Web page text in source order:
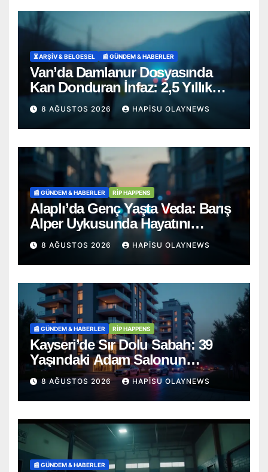
⏳ ARŞİV & BELGESEL 📰 GÜNDEM & HABERLER
Van’da Damlanur Dosyasında
Kan Donduran İnfaz: 2,5 Yıllık
‘İntihar’ Senaryosu Çöktü!
8 AĞUSTOS 2026 HAPISU OLAYNEWS
📰 GÜNDEM & HABERLER RİP HAPPENS
Alaplı’da Genç Yaşta Veda: Barış
Alper Uykusunda Hayatını
Kaybetti
8 AĞUSTOS 2026 HAPISU OLAYNEWS
📰 GÜNDEM & HABERLER RİP HAPPENS
Kayseri’de Sır Dolu Sabah: 39
Yaşındaki Adam Salonun
Ortasında Ölü Bulundu
8 AĞUSTOS 2026 HAPISU OLAYNEWS
📰 GÜNDEM & HABERLER